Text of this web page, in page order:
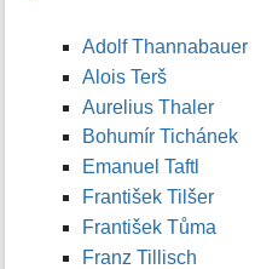
Adolf Thannabauer
Alois Terš
Aurelius Thaler
Bohumír Tichánek
Emanuel Taftl
František Tilšer
František Tůma
Franz Tillisch